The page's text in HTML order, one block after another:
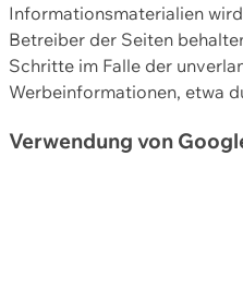
Informationsmaterialien
Betreiber der Seiten
Schritte im Falle der
Werbeinformationen, etwa
Verwendung von